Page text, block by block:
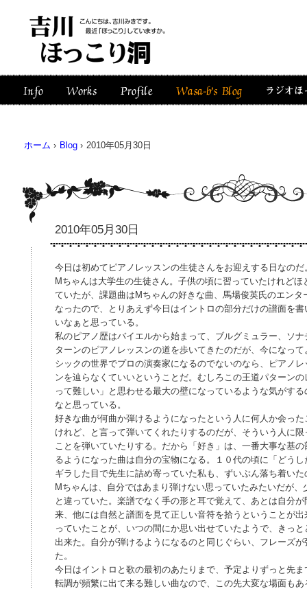
ホーム › Blog › 2010年05月30日
2010年05月30日
今日は初めてピアノレッスンの生徒さんをお迎えする日なのだ
Mちゃんは大学生の生徒さん。子供の頃に習っていたけれど
ていたが、課題曲はMちゃんの好きな曲、馬場俊英氏のエン
なったので、とりあえず今日はイントロの部分だけの譜面を
いなぁと思っている。
私のピアノ歴はバイエルから始まって、ブルグミュラー、ソ
ターンのピアノレッスンの道を歩いてきたのだが、今になっ
シックの世界でプロの演奏家になるのでないのなら、ピアノ
ンを辿らなくていいということだ。むしろこの王道パターン
って難しい」と思わせる最大の壁になっているような気がす
なと思っている。
好きな曲が何曲か弾けるようになったという人に何人か会っ
けれど、と言って弾いてくれたりするのだが、そういう人に
ことを弾いていたりする。だから「好き」は、一番大事な基
るようになった曲は自分の宝物になる。１０代の頃に「どう
ギラした目で先生に詰め寄っていた私も、ずいぶん落ち着いた
Mちゃんは、自分ではあまり弾けない思っていたみたいだが
と違っていた。楽譜でなく手の形と耳で覚えて、あとは自分
来、他には自然と譜面を見て正しい音符を拾うということが
っていたことが、いつの間にか思い出せていたようで、きっ
出来た。自分が弾けるようになるのと同じぐらい、フレーズ
た。
今日はイントロと歌の最初のあたりまで、予定よりずっと先ま
転調が頻繁に出て来る難しい曲なので、この先大変な場面も